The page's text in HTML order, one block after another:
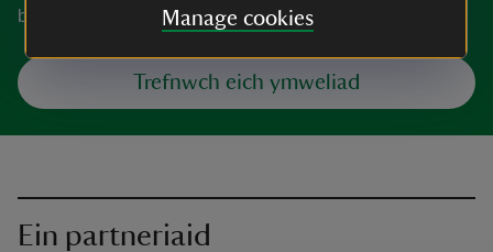
Manage cookies
ble i barcio, pethau i’w gweld a’u gwneud a mwy.
Trefnwch eich ymweliad
Ein partneriaid